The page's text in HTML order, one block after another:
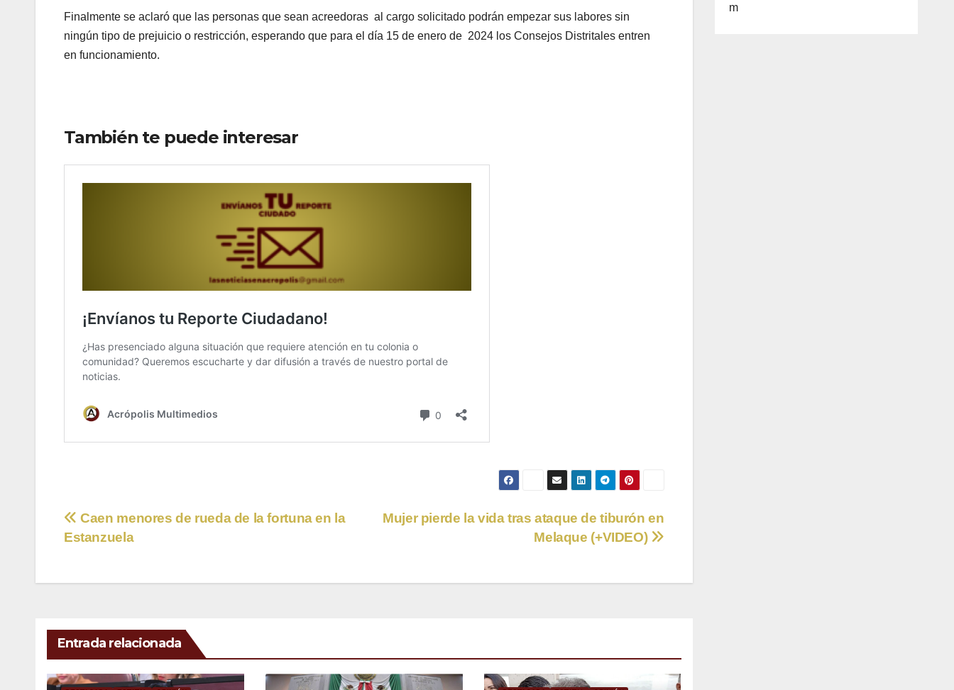
Finalmente se aclaró que las personas que sean acreedoras al cargo solicitado podrán empezar sus labores sin
ningún tipo de prejuicio o restricción, esperando que para el día 15 de enero de 2024 los Consejos Distritales entren
en funcionamiento.
También te puede interesar
Navegación
entradas
Mujer pierde la vida tras ataque de tiburón en
Melaque (+VIDEO)
Caen menores de rueda de la fortuna en la
Estanzuela
Entrada relacionada
m